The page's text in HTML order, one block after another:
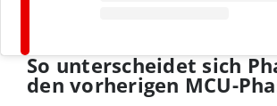
So unterscheidet sich
den vorherigen MCU-